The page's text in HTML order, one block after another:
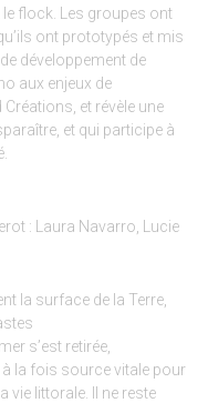
le flock. Les groupes ont
ont prototypés et mis
développement de
aux enjeux de
et révèle une
et qui participe à
: Laura Navarro, Lucie
la surface de la Terre,
s’est retirée,
à la fois source vitale pour
vie littorale. Il ne reste